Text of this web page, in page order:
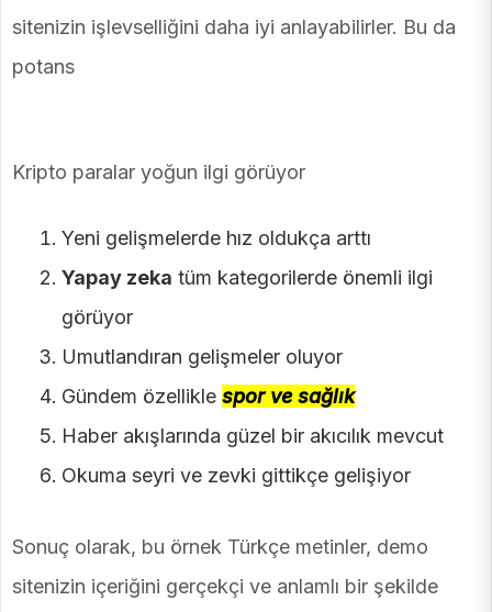
sitenizin işlevselliğini daha iyi anlayabilirler. Bu da
potans
Kripto paralar yoğun ilgi görüyor
Yeni gelişmelerde hız oldukça arttı
Yapay zeka tüm kategorilerde önemli ilgi
görüyor
Umutlandıran gelişmeler oluyor
Gündem özellikle spor ve sağlık
Haber akışlarında güzel bir akıcılık mevcut
Okuma seyri ve zevki gittikçe gelişiyor
Sonuç olarak, bu örnek Türkçe metinler, demo
sitenizin içeriğini gerçekçi ve anlamlı bir şekilde